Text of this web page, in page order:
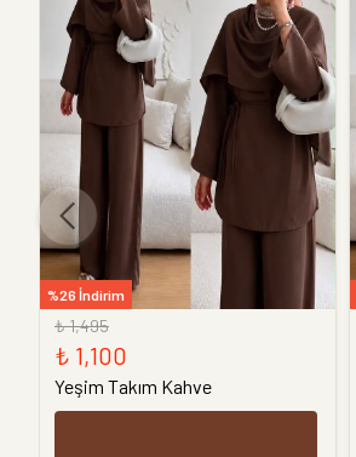
%26 İndirim
₺ 1,495
₺ 1,100
Yeşim Takım Kahve